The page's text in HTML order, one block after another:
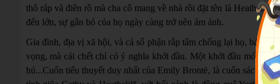
thô ráp và điên rồ mà cha cô mang về nhà rồi đặt tên là
đến lớn, sự gắn bó của họ ngày càng trở nên ám ảnh.
Gia đình, địa vị xã hội, và cả số phận rắp tâm chống lại họ, bản
vọng, mà cái chết chỉ có ý nghĩa khởi đầu. Một khởi đầu mới để
hú...Cuốn tiểu thuyết duy nhất của Emily Brontë, là cuốn sách